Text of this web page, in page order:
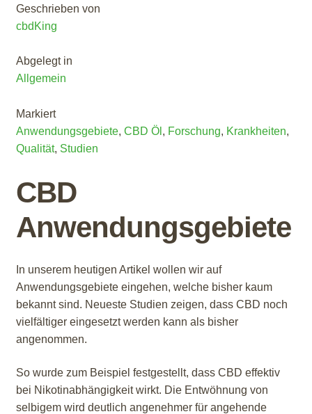
Geschrieben von
cbdKing
Abgelegt in
Allgemein
Markiert
Anwendungsgebiete, CBD Öl , Forschung, Krankheiten,
Qualität, Studien
CBD
Anwendungsgebiete
In unserem heutigen Artikel wollen wir auf
Anwendungsgebiete eingehen, welche bisher kaum
bekannt sind. Neueste Studien zeigen, dass CBD noch
vielfältiger eingesetzt werden kann als bisher
angenommen.
So wurde zum Beispiel festgestellt, dass CBD effektiv
bei Nikotinabhängigkeit wirkt. Die Entwöhnung von
selbigem wird deutlich angenehmer für angehende